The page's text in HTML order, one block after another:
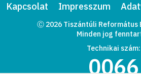
Kapcsolat Impresszum
Ⓒ 2026 Tiszántúli Református
Minden jog
Technikai szám:
0066